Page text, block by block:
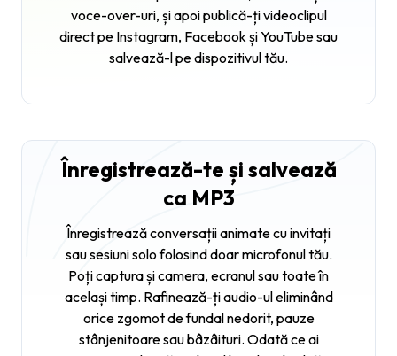
voce-over-uri, și apoi publică-ți videoclipul
direct pe Instagram, Facebook și YouTube sau
salvează-l pe dispozitivul tău.
Înregistrează-te și salvează
ca MP3
Înregistrează conversații animate cu invitați
sau sesiuni solo folosind doar microfonul tău.
Poți captura și camera, ecranul sau toate în
același timp. Rafinează-ți audio-ul eliminând
orice zgomot de fundal nedorit, pauze
stânjenitoare sau bâzâituri. Odată ce ai